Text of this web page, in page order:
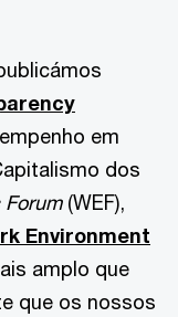
em
dos
(WEF),
Environment
amplo que
que os nossos